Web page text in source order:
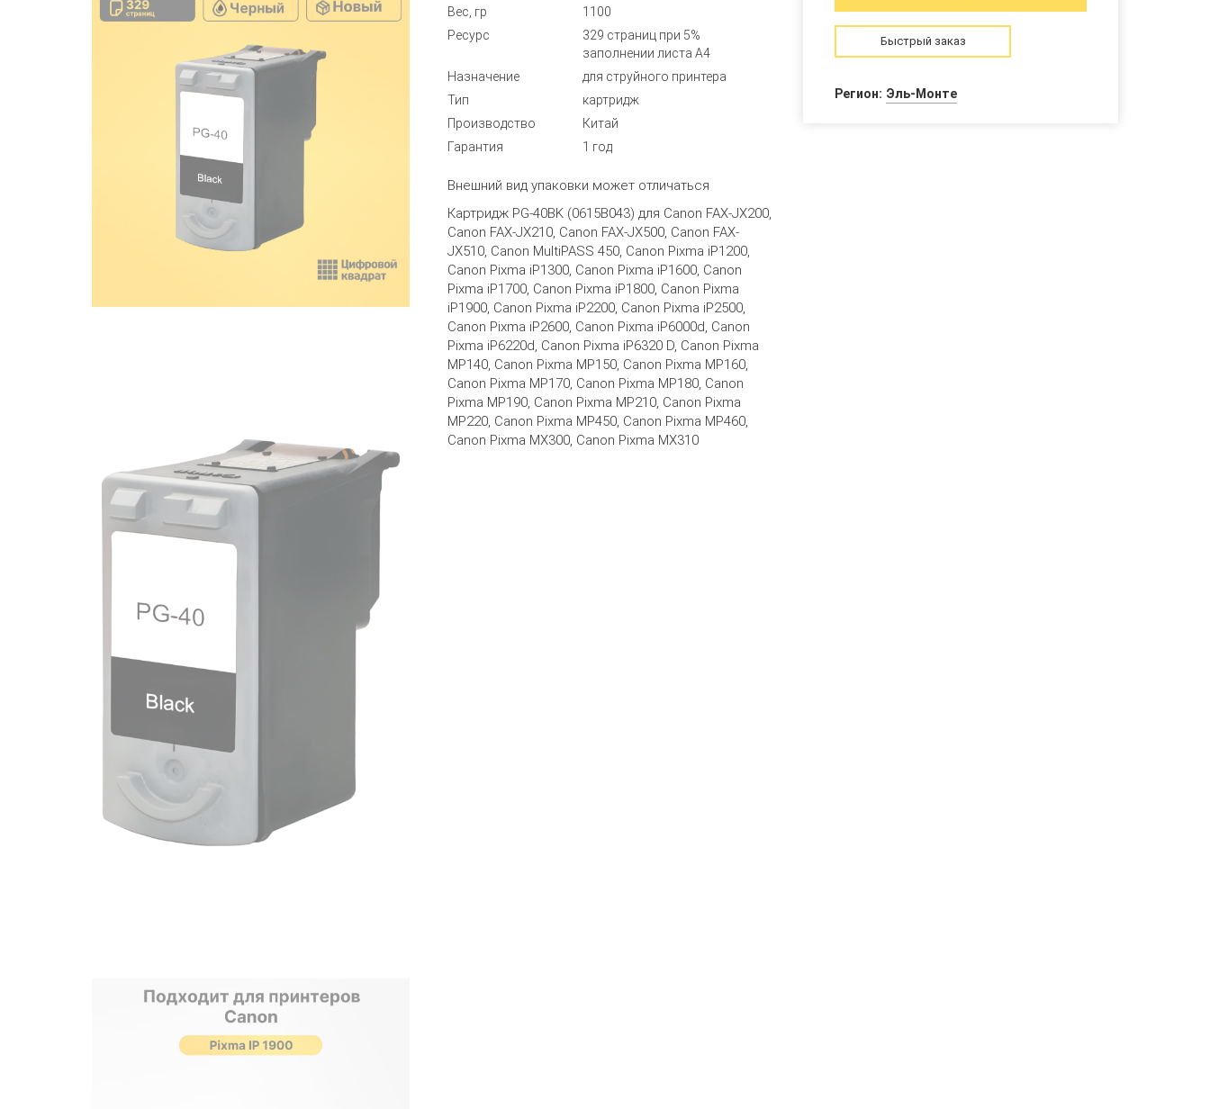
Вес, гр
1100
Ресурс
329 страниц при 5%
заполнении листа А4
Назначение
для струйного принтера
Тип
картридж
Производство
Китай
Гарантия
1 год
Внешний вид упаковки может отличаться
Картридж PG-40BK (0615B043) для Canon FAX-JX200,
Canon FAX-JX210, Canon FAX-JX500, Canon FAX-
JX510, Canon MultiPASS 450, Canon Pixma iP1200,
Canon Pixma iP1300, Canon Pixma iP1600, Canon
Pixma iP1700, Canon Pixma iP1800, Canon Pixma
iP1900, Canon Pixma iP2200, Canon Pixma iP2500,
Canon Pixma iP2600, Canon Pixma iP6000d, Canon
Pixma iP6220d, Canon Pixma iP6320 D, Canon Pixma
MP140, Canon Pixma MP150, Canon Pixma MP160,
Canon Pixma MP170, Canon Pixma MP180, Canon
Pixma MP190, Canon Pixma MP210, Canon Pixma
MP220, Canon Pixma MP450, Canon Pixma MP460,
Canon Pixma MX300, Canon Pixma MX310
Быстрый заказ
Регион: Эль-Монте